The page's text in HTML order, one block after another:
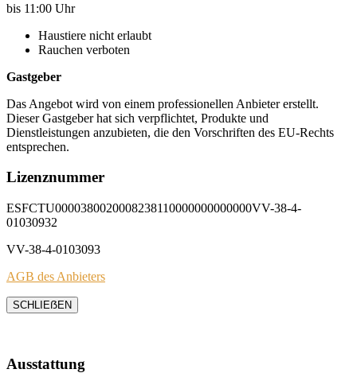
bis 11:00 Uhr
Haustiere nicht erlaubt
Rauchen verboten
Gastgeber
Das Angebot wird von einem professionellen Anbieter erstellt.
Dieser Gastgeber hat sich verpflichtet, Produkte und
Dienstleistungen anzubieten, die den Vorschriften des EU-Rechts
entsprechen.
Lizenznummer
ESFCTU0000380020008238110000000000000VV-38-4-
01030932
VV-38-4-0103093
AGB des Anbieters
SCHLIEẞEN
Ausstattung